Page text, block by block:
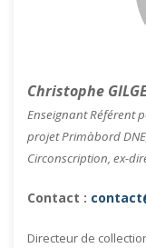
Christophe
Enseignant Référent
projet Primàbord
Circonscription, ex-
Contact :
Directeur de